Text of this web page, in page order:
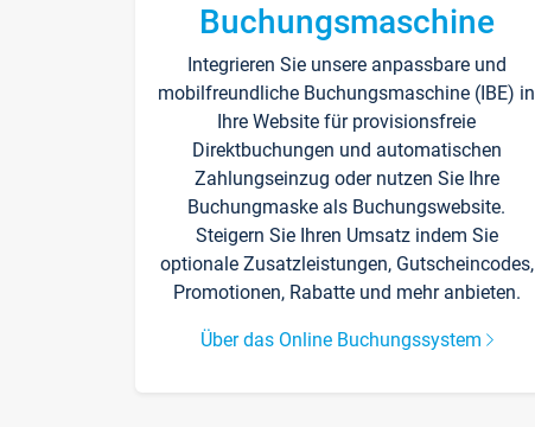
Buchungsmaschine
Integrieren Sie unsere anpassbare und
mobilfreundliche Buchungsmaschine (IBE) in
Ihre Website für provisionsfreie
Direktbuchungen und automatischen
Zahlungseinzug oder nutzen Sie Ihre
Buchungmaske als Buchungswebsite.
Steigern Sie Ihren Umsatz indem Sie
optionale Zusatzleistungen, Gutscheincodes,
Promotionen, Rabatte und mehr anbieten.
Über das Online Buchungssystem